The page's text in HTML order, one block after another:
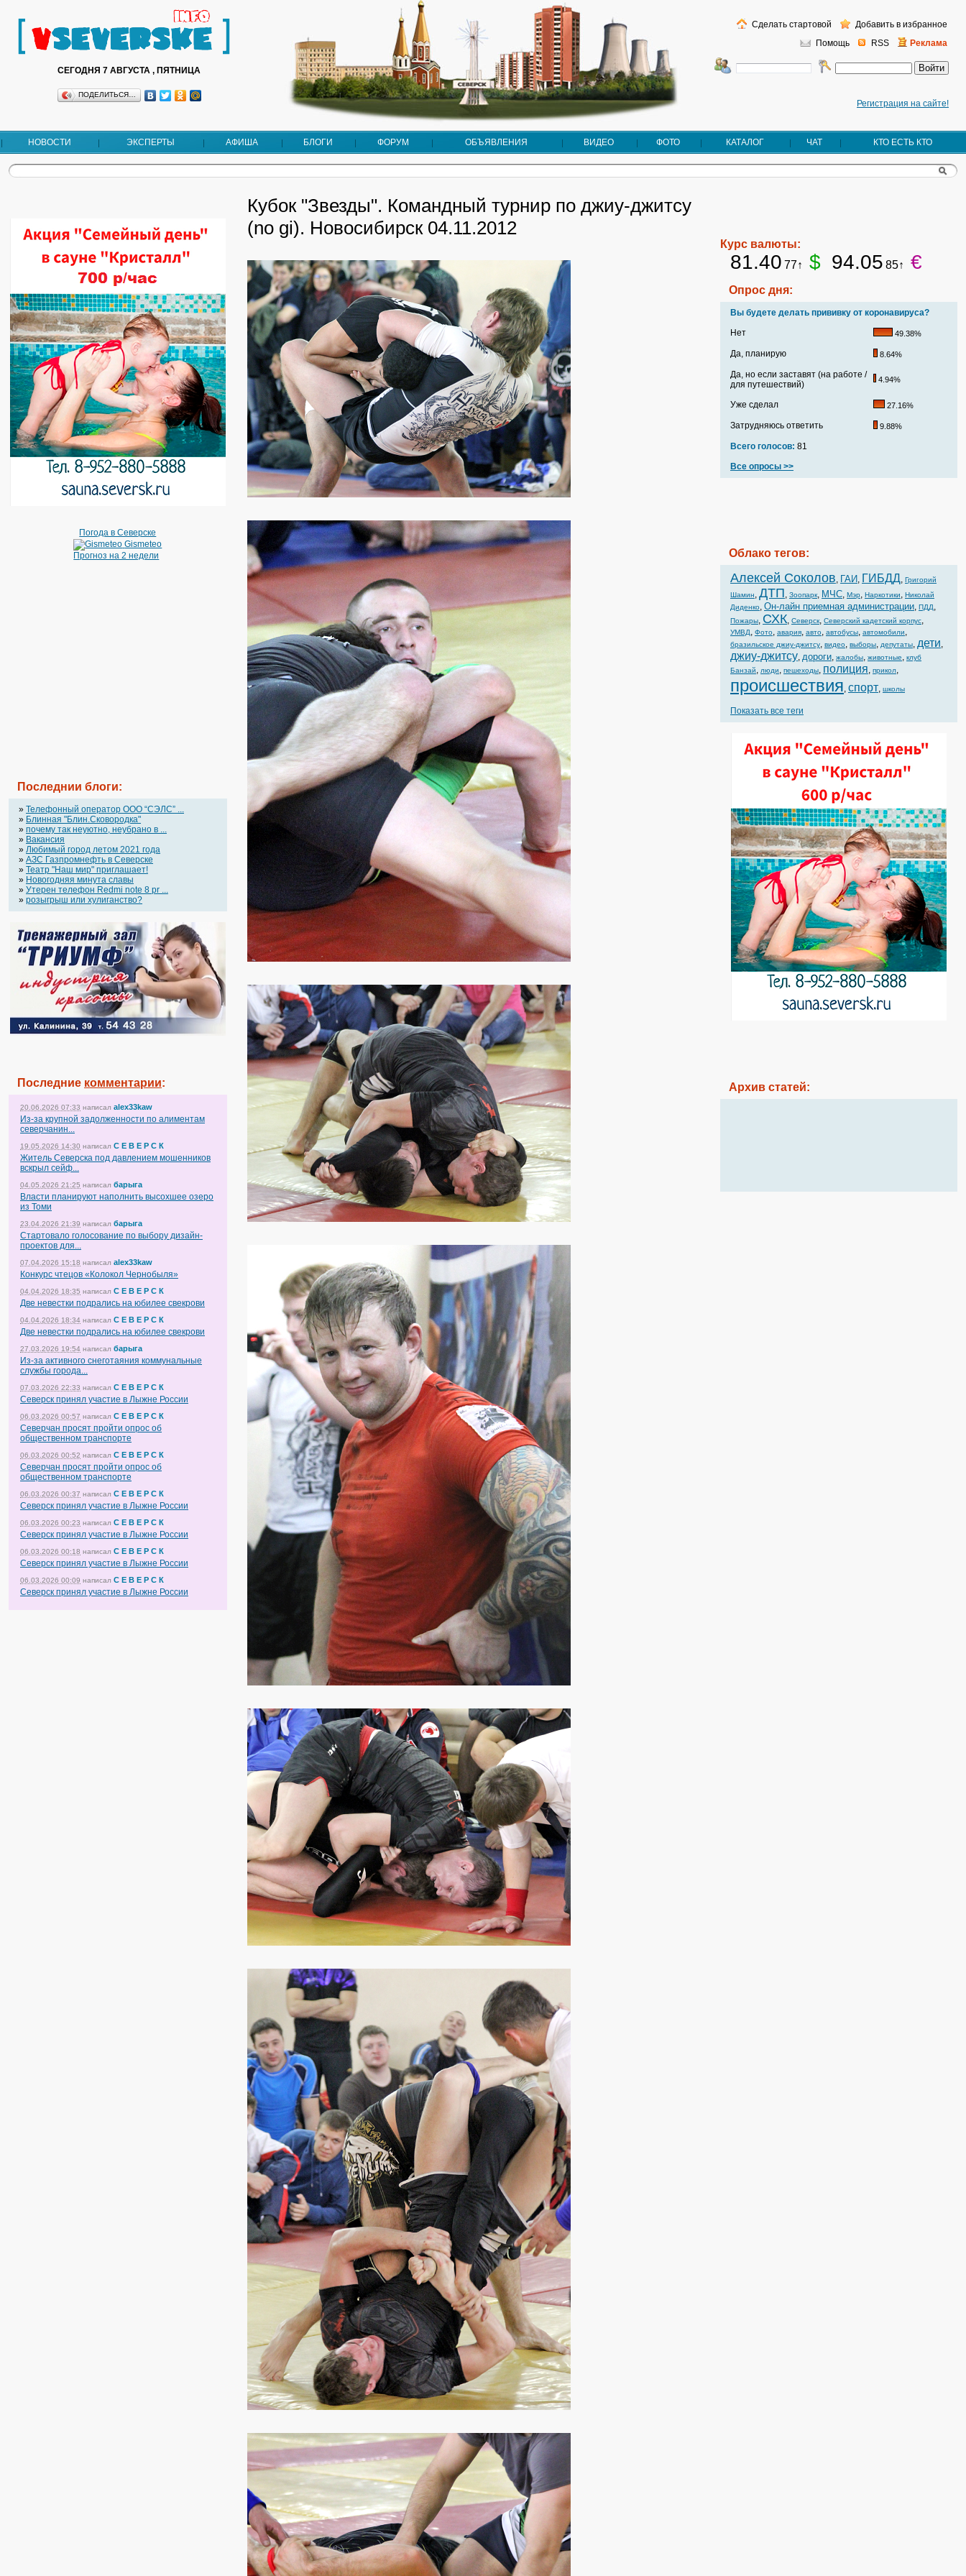
СЕГОДНЯ 7 АВГУСТА , ПЯТНИЦА
ПОДЕЛИТЬСЯ…
Регистрация на сайте!
Помощь RSS Реклама
Сделать стартовой Добавить в избранное
НОВОСТИ ЭКСПЕРТЫ АФИША БЛОГИ ФОРУМ ОБЪЯВЛЕНИЯ ВИДЕО ФОТО КАТАЛОГ ЧАТ КТО ЕСТЬ КТО
Погода в Северске
Gismeteo
Прогноз на 2 недели
Последнии блоги:
» Телефонный оператор OOO “СЭЛС” ...
» Блинная "Блин.Сковородка"
» почему так неуютно, неубрано в ...
» Вакансия
» Любимый город летом 2021 года
» АЗС Газпромнефть в Северске
» Театр "Наш мир" приглашает!
» Новогодняя минута славы
» Утерен телефон Redmi note 8 pr ...
» розыгрыш или хулиганство?
Последние комментарии:
20.06.2026 07:33 написал alex33kaw
Из-за крупной задолженности по алиментам
северчанин...
19.05.2026 14:30 написал С Е В Е Р С К
Житель Северска под давлением мошенников
вскрыл сейф...
04.05.2026 21:25 написал барыга
Власти планируют наполнить высохшее озеро
из Томи
23.04.2026 21:39 написал барыга
Стартовало голосование по выбору дизайн-
проектов для...
07.04.2026 15:18 написал alex33kaw
Конкурс чтецов «Колокол Чернобыля»
04.04.2026 18:35 написал С Е В Е Р С К
Две невестки подрались на юбилее свекрови
04.04.2026 18:34 написал С Е В Е Р С К
Две невестки подрались на юбилее свекрови
27.03.2026 19:54 написал барыга
Из-за активного снеготаяния коммунальные
службы города...
07.03.2026 22:33 написал С Е В Е Р С К
Северск принял участие в Лыжне России
06.03.2026 00:57 написал С Е В Е Р С К
Северчан просят пройти опрос об
общественном транспорте
06.03.2026 00:52 написал С Е В Е Р С К
Северчан просят пройти опрос об
общественном транспорте
06.03.2026 00:37 написал С Е В Е Р С К
Северск принял участие в Лыжне России
06.03.2026 00:23 написал С Е В Е Р С К
Северск принял участие в Лыжне России
06.03.2026 00:18 написал С Е В Е Р С К
Северск принял участие в Лыжне России
06.03.2026 00:09 написал С Е В Е Р С К
Северск принял участие в Лыжне России
Кубок "Звезды". Командный турнир по джиу-джитсу
(no gi). Новосибирск 04.11.2012
Курс валюты:
81.40 77↑ $ 94.05 85↑ €
Опрос дня:
Вы будете делать прививку от коронавируса?
Нет
49.38%
Да, планирую 8.64%
Да, но если заставят (на работе /
для путешествий)
4.94%
Уже сделал 27.16%
Затрудняюсь ответить 9.88%
Всего голосов: 81
Все опросы >>
Облако тегов:
Алексей Соколов, ГАИ, ГИБДД, Григорий
Шамин, ДТП, Зоопарк, МЧС, Мэр, Наркотики, Николай
Диденко, Он-лайн приемная администрации, ПДД,
Пожары, СХК, Северск, Северский кадетский корпус,
УМВД, Фото, авария, авто, автобусы, автомобили,
бразильское джиу-джитсу, видео, выборы, депутаты, дети,
джиу-джитсу, дороги, жалобы, животные, клуб
Банзай, люди, пешеходы, полиция, прикол,
происшествия, спорт, школы
Показать все теги
Архив статей: